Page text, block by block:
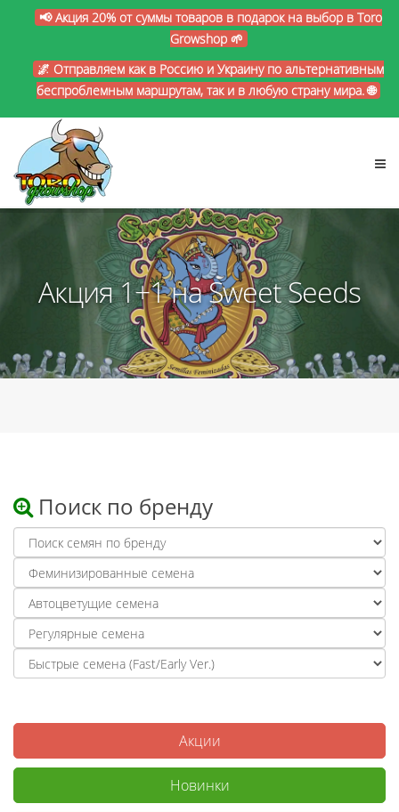
📢 Акция 20% от суммы товаров в подарок на выбор в Toro
Growshop 🌱
🌌 Отправляем как в Россию и Украину по альтернативным
беспроблемным маршрутам, так и в любую страну мира. 🌐
Акция 1+1 на Sweet Seeds
Поиск по бренду
Акции
Новинки